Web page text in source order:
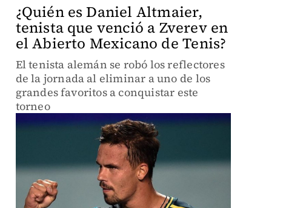
¿Quién es Daniel Altmaier,
tenista que venció a Zverev en
el Abierto Mexicano de Tenis?
El tenista alemán se robó los reflectores
de la jornada al eliminar a uno de los
grandes favoritos a conquistar este
torneo